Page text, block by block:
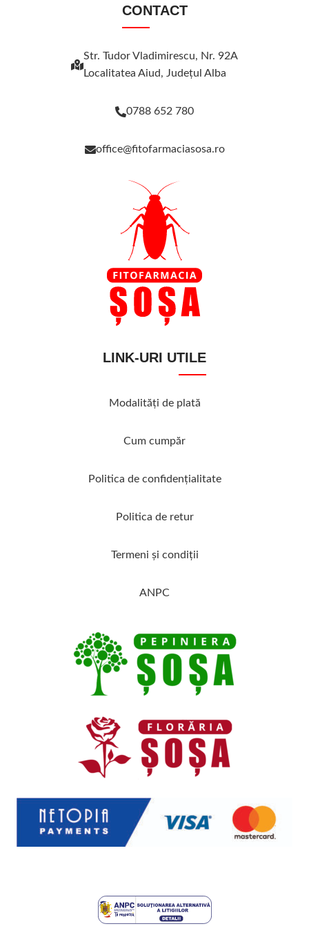
CONTACT
Str. Tudor Vladimirescu, Nr. 92A
Localitatea Aiud, Judeţul Alba
0788 652 780
office@fitofarmaciasosa.ro
LINK-URI UTILE
Modalităţi de plată
Cum cumpăr
Politica de confidenţialitate
Politica de retur
Termeni şi condiţii
ANPC